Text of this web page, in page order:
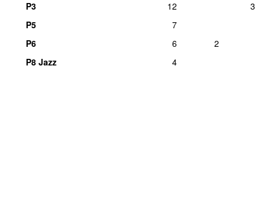
P3
12 3
P5
7
P6
6 2
P8 Jazz
4